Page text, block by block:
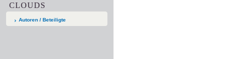
CLOUDS
Autoren / Beteiligte